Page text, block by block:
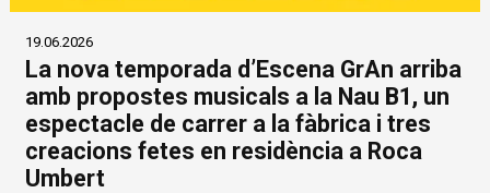
19.06.2026
La nova temporada d’Escena GrAn arriba
amb propostes musicals a la Nau B1, un
espectacle de carrer a la fàbrica i tres
creacions fetes en residència a Roca
Umbert